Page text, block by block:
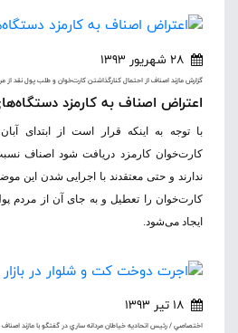
28 شهریور 1393
گزارش مازند اصناف از احتمال کنارگذاشتن کارت‌خوان و طلب پول نقد از
اعتراض اصناف به کارمزد
با توجه به اینکه قرار است از ابتدای
کارت‌خوان کارمزد دریافت شود اصناف
ندارند و حتی معتقدند با اجرایی شدن
کارت‌خوان را تعطیل و به جای آن از مردم
ایجاد می‌شود.
18 تیر 1393
اختصاصي / رئيس اتحاديه خياطان مردانه ساري در گفتگو با مازند اصناف